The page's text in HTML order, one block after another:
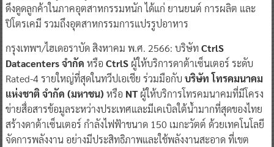
ดึงดูดลูกค้าในภาคอุตสาหกรรมหนัก ได้แก่ ยานยนต์ การผลิต และ
ปิโตรเคมี รวมถึงอุตสาหกรรมการแปรรูปอาหาร
กรุงเทพฯ/ไฮเดอราบัด สิงหาคม พ.ศ. 2566: บริษัทCtrlS
Datacenters จำกัด หรือ CtrlSผู้ให้บริการดาต้าเซ็นเตอร์ ระดับ
Rated-4 รายใหญ่ที่สุดในทวีปเอเชีย ร่วมมือกับ บริษัท โทรคมนาคม
แห่งชาติ จำกัด (มหาชน) หรือ NTผู้ให้บริการโทรคมนาคมที่มีโครง
ข่ายสื่อสารข้อมูลระหว่างประเทศและมีเคเบิลใต้น้ำมากที่สุดของไทย
สร้างดาต้าเซ็นเตอร์ กำลังไฟฟ้าขนาด 150 เมกะวัตต์ ด้วยเทคโนโลยี
จัดการพลังงาน อย่างมีประสิทธิภาพและใช้พลังงานสะอาด ที่เขต